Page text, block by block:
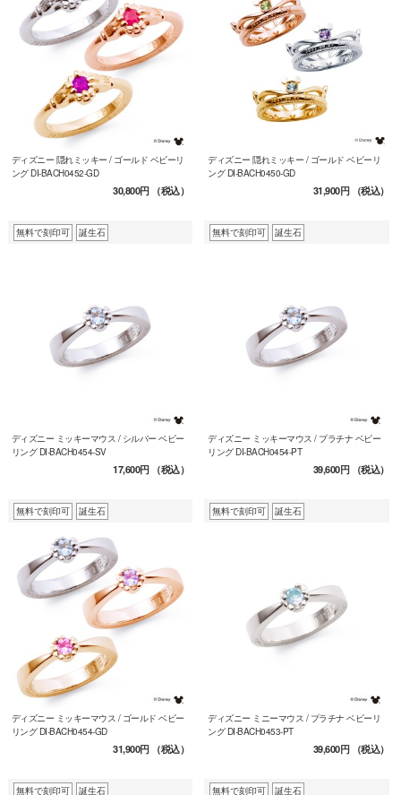
ディズニー 隠れミッキー / ゴールド ベビーリ
ング DI-BACH0452-GD
30,800円（税込）
ディズニー 隠れミッキー / ゴールド ベビーリ
ング DI-BACH0450-GD
31,900円（税込）
無料で刻印可 誕生石
ディズニー ミッキーマウス / シルバー ベビー
リング DI-BACH0454-SV
17,600円（税込）
無料で刻印可 誕生石
ディズニー ミッキーマウス / プラチナ ベビー
リング DI-BACH0454-PT
39,600円（税込）
無料で刻印可 誕生石
ディズニー ミッキーマウス / ゴールド ベビー
リング DI-BACH0454-GD
31,900円（税込）
無料で刻印可 誕生石
ディズニー ミニーマウス / プラチナ ベビーリ
ング DI-BACH0453-PT
39,600円（税込）
無料で刻印可 誕生石 無料で刻印可 誕生石